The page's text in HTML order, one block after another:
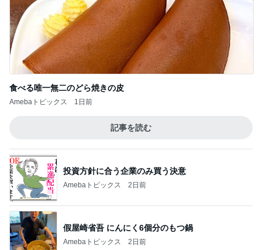
食べる唯一無二のどら焼きの皮
Amebaトピックス 1日前
記事を読む
投資方針に合う企業のみ買う決意
Amebaトピックス 2日前
假屋崎省吾 にんにく6個分のもつ鍋
Amebaトピックス 2日前